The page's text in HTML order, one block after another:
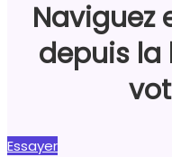
Naviguez
depuis la
Essayer